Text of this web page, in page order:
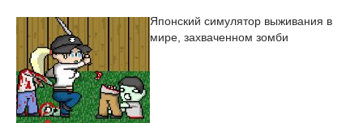
Японский симулятор выживания в
мире, захваченном зомби